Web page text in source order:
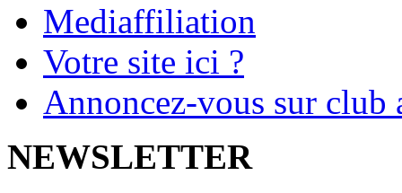
Mediaffiliation
Votre site ici ?
Annoncez-vous sur
NEWSLETTER